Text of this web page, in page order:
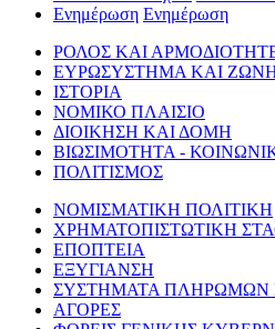
Ενημέρωση Ενημέρωση
ΡΟΛΟΣ ΚΑΙ
ΕΥΡΩΣΥΣΤΗΜΑ ΚΑΙ
ΙΣΤΟΡΙΑ
ΝΟΜΙΚΟ ΠΛΑΙΣΙΟ
ΔΙΟΙΚΗΣΗ ΚΑΙ ΔΟΜΗ
ΒΙΩΣΙΜΟΤΗΤΑ -
ΠΟΛΙΤΙΣΜΟΣ
ΝΟΜΙΣΜΑΤΙΚΗ ΠΟΛΙΤΙΚΗ
ΧΡΗΜΑΤΟΠΙΣΤΩΤΙΚΗ
ΕΠΟΠΤΕΙΑ
ΕΞΥΓΙΑΝΣΗ
ΣΥΣΤΗΜΑΤΑ ΠΛΗΡΩΜΩΝ
ΑΓΟΡΕΣ